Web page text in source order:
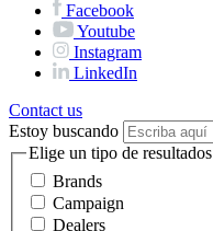
Facebook
Youtube
Instagram
LinkedIn
Contact us
Estoy buscando
Elige un tipo de resultados
Brands
Campaign
Dealers